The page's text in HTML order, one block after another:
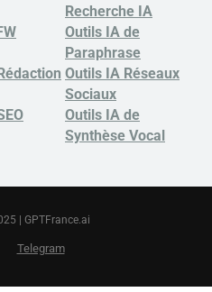
Recherche IA
Outils IA de
Paraphrase
Outils IA Réseaux
Sociaux
Outils IA de
Synthèse Vocal
| GPTFrance.ai
Telegram